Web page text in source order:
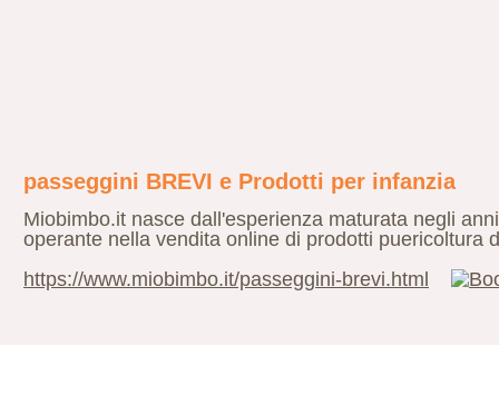
passeggini BREVI e Prodotti per infanzia
Miobimbo.it nasce dall'esperienza maturata negli
operante nella vendita online di prodotti puericoltura
https://www.miobimbo.it/passeggini-brevi.html